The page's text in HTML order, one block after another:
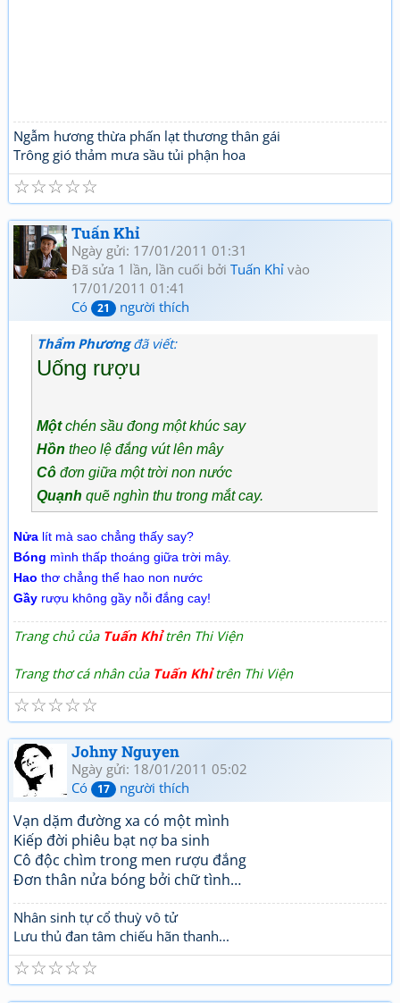
Ngẫm hương thừa phấn lạt thương thân gái
Trông gió thảm mưa sầu tủi phận hoa
☆
☆
☆
☆
☆
Tuấn Khỉ
Ngày gửi: 17/01/2011 01:31
Đã sửa 1 lần, lần cuối bởi Tuấn Khỉ vào
17/01/2011 01:41
Có
21 người thích
Thẩm Phươngđã viết:
Uống rượu
Mộtchén sầu đong một khúc say
Hồn theo lệ đắng vút lên mây
Cô đơn giữa một trời non nước
Quạnh quẽ nghìn thu trong mắt cay.
Nửa lít mà sao chẳng thấy say?
Bóng mình thấp thoáng giữa trời mây.
Hao thơ chẳng thể hao non nước
Gầy rượu không gầy nỗi đắng cay!
Trang chủ của Tuấn Khỉtrên Thi Viện
Trang thơ cá nhân của Tuấn Khỉtrên Thi Viện
☆
☆
☆
☆
☆
Johny Nguyen
Ngày gửi: 18/01/2011 05:02
Có
17 người thích
Vạn dặm đường xa có một mình
Kiếp đời phiêu bạt nợ ba sinh
Cô độc chìm trong men rượu đắng
Đơn thân nửa bóng bởi chữ tình…
Nhân sinh tự cổ thuỳ vô tử
Lưu thủ đan tâm chiếu hãn thanh...
☆
☆
☆
☆
☆